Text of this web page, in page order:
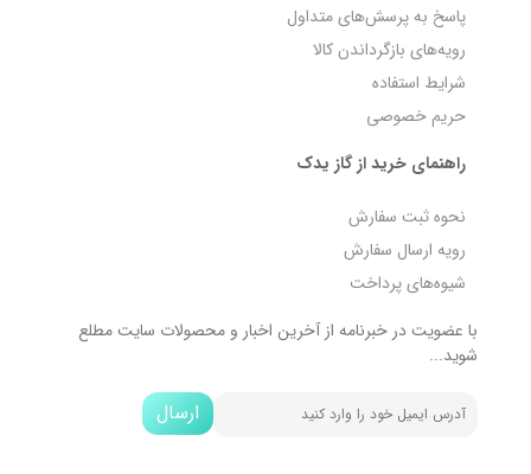
پاسخ به پرسش‌های متداول
رویه‌های بازگرداندن کالا
شرایط استفاده
حریم خصوصی
راهنمای خرید از گاز یدک
نحوه ثبت سفارش
رویه ارسال سفارش
شیوه‌های پرداخت
با عضویت در خبرنامه از آخرین اخبار و محصولات سایت مطلع
شوید...
ارسال